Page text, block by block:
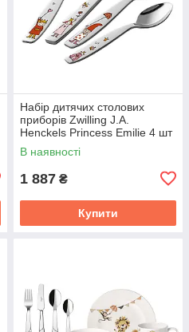
Набір дитячих столових
приборів Zwilling J.A.
Henckels Princess Emilie 4 шт
1026665 (07136-210)
В наявності
1 887 ₴
Купити